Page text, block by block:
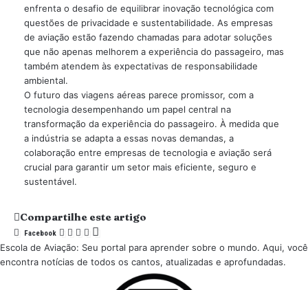
enfrenta o desafio de equilibrar inovação tecnológica com
questões de privacidade e sustentabilidade. As empresas
de aviação estão fazendo chamadas para adotar soluções
que não apenas melhorem a experiência do passageiro, mas
também atendem às expectativas de responsabilidade
ambiental.
O futuro das viagens aéreas parece promissor, com a
tecnologia desempenhando um papel central na
transformação da experiência do passageiro. À medida que
a indústria se adapta a essas novas demandas, a
colaboração entre empresas de tecnologia e aviação será
crucial para garantir um setor mais eficiente, seguro e
sustentável.
Compartilhe este artigo
Facebook
Escola de Aviação: Seu portal para aprender sobre o mundo. Aqui, você
encontra notícias de todos os cantos, atualizadas e aprofundadas.